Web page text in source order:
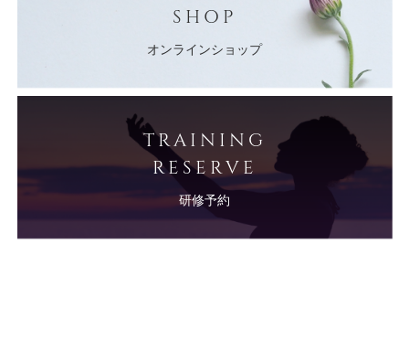
SHOP
オンラインショップ
TRAINING
RESERVE
研修予約